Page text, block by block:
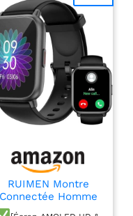
RUIMEN Montre
Connectée Homme
avec Appel